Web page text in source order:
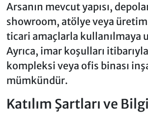
Arsanın mevcut yapısı,
showroom, atölye veya
ticari amaçlarla kullanılmaya
Ayrıca, imar koşulları
kompleksi veya ofis binası
mümkündür.
Katılım Şartları ve